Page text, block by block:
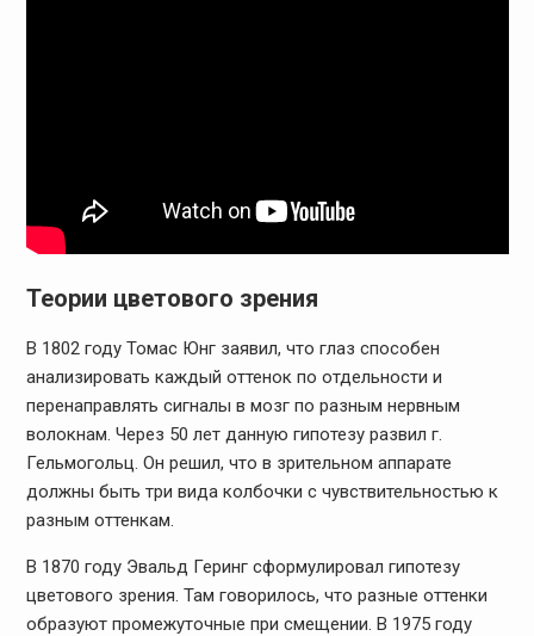
Теории цветового зрения
В 1802 году Томас Юнг заявил, что глаз способен
анализировать каждый оттенок по отдельности и
перенаправлять сигналы в мозг по разным нервным
волокнам. Через 50 лет данную гипотезу развил г.
Гельмогольц. Он решил, что в зрительном аппарате
должны быть три вида колбочки с чувствительностью к
разным оттенкам.
В 1870 году Эвальд Геринг сформулировал гипотезу
цветового зрения. Там говорилось, что разные оттенки
образуют промежуточные при смещении. В 1975 году